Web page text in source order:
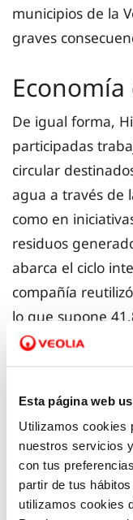
Esta página web
Utilizamos cookies
nuestros servicios
con tus
partir de tus
utilizamos cookies
municipios de la
graves
De igual forma,
participadas
circular
agua a través de
como en
residuos
abarca el ciclo
compañía
lo que supone
ambiental y
sumamente
Destaca un
hace
mano de
privada, y